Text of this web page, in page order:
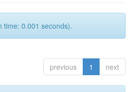
time: 0.001 seconds).
previous 1 next